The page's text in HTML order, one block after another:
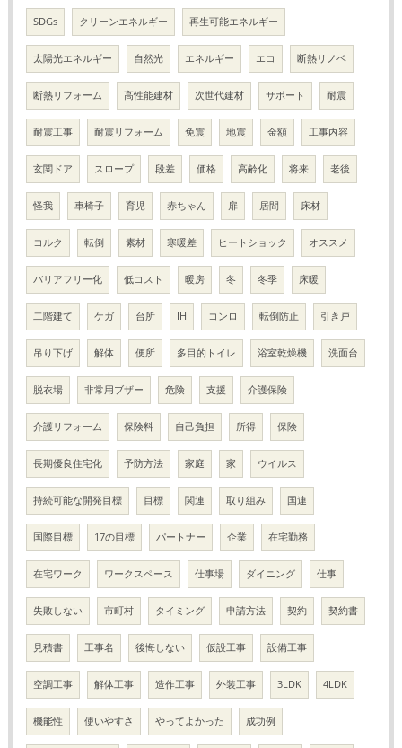
SDGs クリーンエネルギー 再生可能エネルギー
太陽光エネルギー 自然光 エネルギー エコ 断熱リノベ
断熱リフォーム 高性能建材 次世代建材 サポート 耐震
耐震工事 耐震リフォーム 免震 地震 金額 工事内容
玄関ドア スロープ 段差 価格 高齢化 将来 老後
怪我 車椅子 育児 赤ちゃん 扉 居間 床材
コルク 転倒 素材 寒暖差 ヒートショック オススメ
バリアフリー化 低コスト 暖房 冬 冬季 床暖
二階建て ケガ 台所 IH コンロ 転倒防止 引き戸
吊り下げ 解体 便所 多目的トイレ 浴室乾燥機 洗面台
脱衣場 非常用ブザー 危険 支援 介護保険
介護リフォーム 保険料 自己負担 所得 保険
長期優良住宅化 予防方法 家庭 家 ウイルス
持続可能な開発目標 目標 関連 取り組み 国連
国際目標 17の目標 パートナー 企業 在宅勤務
在宅ワーク ワークスペース 仕事場 ダイニング 仕事
失敗しない 市町村 タイミング 申請方法 契約 契約書
見積書 工事名 後悔しない 仮設工事 設備工事
空調工事 解体工事 造作工事 外装工事 3LDK 4LDK
機能性 使いやすさ やってよかった 成功例